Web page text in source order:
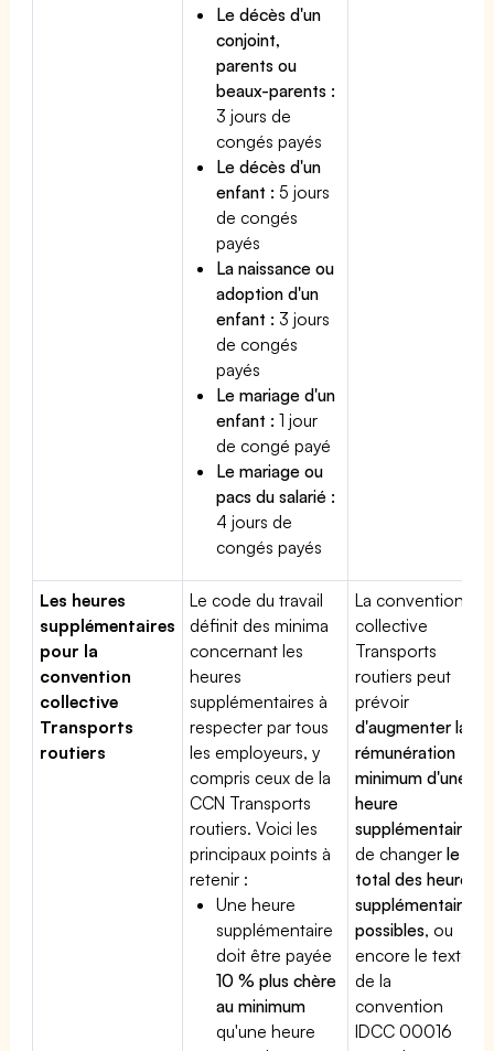
Le décès d'un
conjoint,
parents ou
beaux-parents :
3 jours de
congés payés
Le décès d'un
enfant : 5 jours
de congés
payés
La naissance ou
adoption d'un
enfant : 3 jours
de congés
payés
Le mariage d'un
enfant : 1 jour
de congé payé
Le mariage ou
pacs du salarié :
4 jours de
congés payés
Les heures
supplémentaires
pour la
convention
collective
Transports
routiers
Le code du travail
définit des minima
concernant les
heures
supplémentaires à
respecter par tous
les employeurs, y
compris ceux de la
CCN Transports
routiers. Voici les
principaux points à
retenir :
Une heure
supplémentaire
doit être payée
10 % plus chère
au minimum
qu'une heure
La convention
collective
Transports
routiers peut
prévoir
d'augmenter la
rémunération
minimum d'une
heure
supplémentaire
de changerle
total des heures
supplémentaires
possibles, ou
encore le texte
de la
convention
IDCC 00016